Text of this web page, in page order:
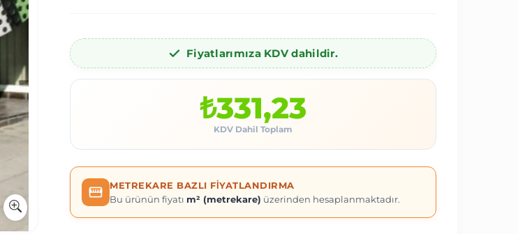
Fiyatlarımıza KDV dahildir.
₺331,23
KDV Dahil Toplam
METREKARE BAZLI FIYATLANDIRMA
Bu ürünün fiyatı m² (metrekare) üzerinden hesaplanmaktadır.